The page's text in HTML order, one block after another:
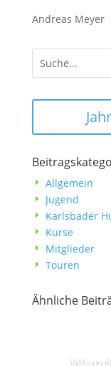
Andreas Meyer
E Allgemein
E Jugend
E Karlsbader
E Kurse
E Mitglieder
E Touren
Ähnliche